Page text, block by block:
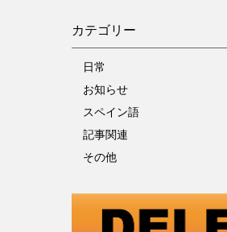
カテゴリー
日常
お知らせ
スペイン語
記事関連
その他